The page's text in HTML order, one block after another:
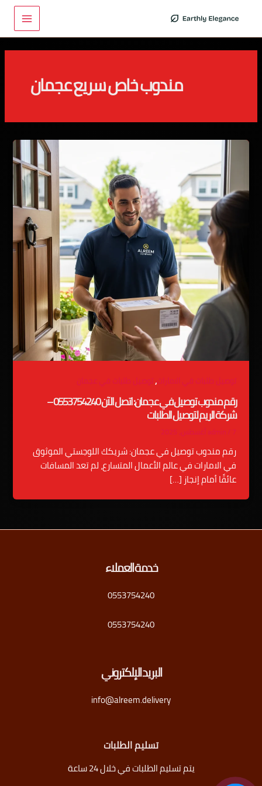
المحتوى
Main
Menu
مندوب خاص سريع عجمان
توصيل طلبات في الامارات,توصيل طلبات في عجمان
رقم مندوب توصيل في عجمان: اتصل الآن 0553754240 –
شركة الريم لتوصيل الطلبات
admin/ 7 أغسطس، 2025
رقم مندوب توصيل في عجمان: شريكك اللوجستي الموثوق
في الامارات في عالم الأعمال المتسارع، لم تعد المسافات
عائقًا أمام إنجاز […]
خدمة العملاء
0553754240
0553754240
البريد الإلكتروني
info@alreem.delivery
تسليم الطلبات
يتم تسليم الطلبات في خلال 24 ساعة